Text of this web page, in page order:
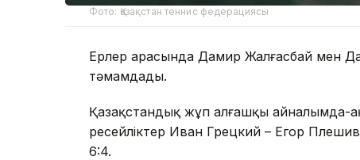
Фото: Қазақстан теннис федерациясы
Ерлер арасында Дамир Жалғасбай мен
тәмамдады.
Қазақстандық жұп алғашқы айналымда-
ресейліктер Иван Грецкий – Егор
6:4.